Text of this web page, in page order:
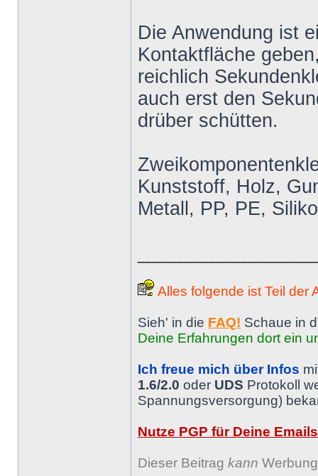
Die Anwendung ist
Kontaktfläche
reichlich
auch erst den
drüber schütten.
Kunststoff, Holz,
Metall, PP, PE,
Alles folgende ist Teil der
Sieh' in die FAQ! Schaue in
Deine Erfahrungen dort ein
Ich freue mich über Infos
1.6/2.0 oder UDS Protokoll
Spannungsversorgung)
Nutze PGP für Deine
Dieser Beitrag kann